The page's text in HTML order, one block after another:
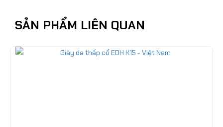
SẢN PHẨM LIÊN QUAN